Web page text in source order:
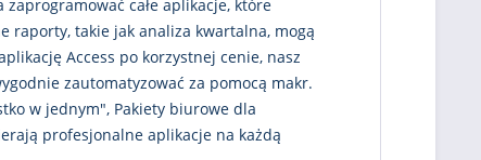
całe aplikacje, które
raporty, takie jak analiza kwartalna, mogą
Access po korzystnej cenie, nasz
zautomatyzować za pomocą makr.
w jednym", Pakiety biurowe dla
profesjonalne aplikacje na każdą